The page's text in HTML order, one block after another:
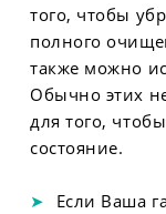
того, чтобы
полного
также можно
Обычно этих
для того,
состояние.
Если Ваша